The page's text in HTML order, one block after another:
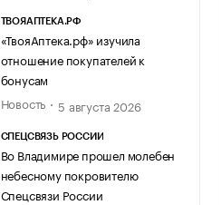
ТВОЯАПТЕКА.РФ
«ТвояАптека.рф» изучила
отношение покупателей к
бонусам
Новость
5 августа 2026
СПЕЦСВЯЗЬ РОССИИ
Во Владимире прошел молебен
небесному покровителю
Спецсвязи России